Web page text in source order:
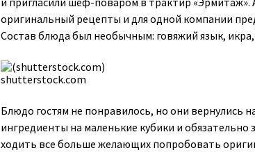
оригинальный рецепты и для одной компании
Состав блюда был необычным: говяжий язык,
shutterstock.com
Блюдо гостям не понравилось, но они вернулись
ингредиенты на маленькие кубики и
ходить все больше желающих попробовать